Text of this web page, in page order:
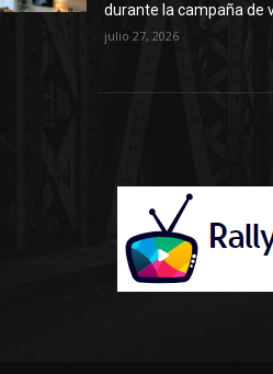
durante la campaña de
julio 27, 2026